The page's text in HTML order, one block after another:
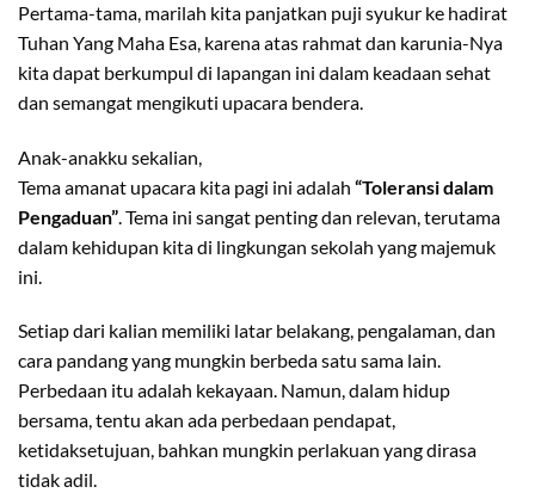
Pertama-tama, marilah kita panjatkan puji syukur ke hadirat
Tuhan Yang Maha Esa, karena atas rahmat dan karunia-Nya
kita dapat berkumpul di lapangan ini dalam keadaan sehat
dan semangat mengikuti upacara bendera.
Anak-anakku sekalian,
Tema amanat upacara kita pagi ini adalah “Toleransi dalam
Pengaduan” . Tema ini sangat penting dan relevan, terutama
dalam kehidupan kita di lingkungan sekolah yang majemuk
ini.
Setiap dari kalian memiliki latar belakang, pengalaman, dan
cara pandang yang mungkin berbeda satu sama lain.
Perbedaan itu adalah kekayaan. Namun, dalam hidup
bersama, tentu akan ada perbedaan pendapat,
ketidaksetujuan, bahkan mungkin perlakuan yang dirasa
tidak adil.